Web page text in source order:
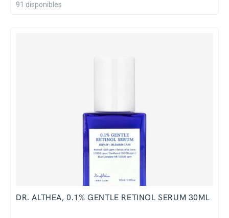
91 disponibles
DR. ALTHEA, 0.1% GENTLE RETINOL SERUM 30ML